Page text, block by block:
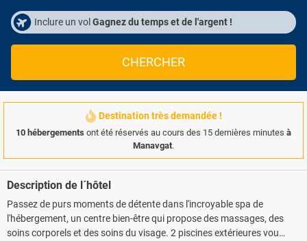
Inclure un vol Gagnez du temps et de l'argent !
CHERCHER
Destination très demandée !
10 hébergements ont été réservés au cours des 15 dernières minutes à
Manavgat.
Description de l´hôtel
Passez de purs moments de détente dans l'incroyable spa de
l'hébergement, un centre bien-être qui propose des massages, des
soins corporels et des soins du visage. 2 piscines extérieures vous